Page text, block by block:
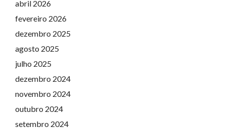
abril 2026
fevereiro 2026
dezembro 2025
agosto 2025
julho 2025
dezembro 2024
novembro 2024
outubro 2024
setembro 2024